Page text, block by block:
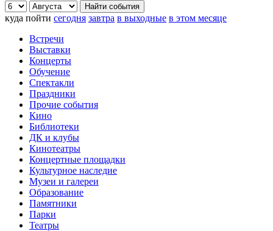
куда пойти сегодня завтра в выходные в этом месяце
Встречи
Выставки
Концерты
Обучение
Спектакли
Праздники
Прочие события
Кино
Библиотеки
ДК и клубы
Кинотеатры
Концертные площадки
Культурное наследие
Музеи и галереи
Образование
Памятники
Парки
Театры